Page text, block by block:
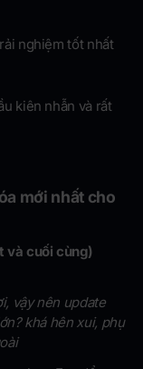
nghiệm tốt nhất
kiên nhẫn và rất
mới nhất cho
và cuối cùng)
vậy nên update
khá hên xui, phụ